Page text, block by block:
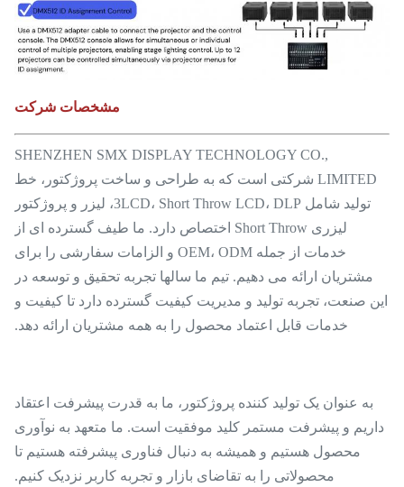
مشخصات شرکت
SHENZHEN SMX DISPLAY TECHNOLOGY CO.,
LIMITED شرکتی است که به طراحی و ساخت پروژکتور، خط
تولید شامل 3LCD، Short Throw LCD، DLP، لیزر و پروژکتور
لیزری Short Throw اختصاص دارد. ما طیف گسترده ای از
خدمات از جمله OEM، ODM و الزامات سفارشی را برای
مشتریان ارائه می دهیم. تیم ما سالها تجربه تحقیق و توسعه در
این صنعت، تجربه تولید و مدیریت کیفیت گسترده دارد تا کیفیت و
خدمات قابل اعتماد محصول را به همه مشتریان ارائه دهد.
به عنوان یک تولید کننده پروژکتور، ما به قدرت پیشرفت اعتقاد
داریم و پیشرفت مستمر کلید موفقیت است. ما متعهد به نوآوری
محصول هستیم و همیشه به دنبال فناوری پیشرفته هستیم تا
محصولاتی را به تقاضای بازار و تجربه کاربر نزدیک کنیم.